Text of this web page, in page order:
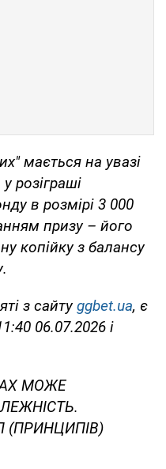
мається на увазі
розіграші
в розмірі 3 000
призу – його
копійку з балансу
з сайтуggbet.ua, є
06.07.2026 і
МОЖЕ
(ПРИНЦИПІВ)